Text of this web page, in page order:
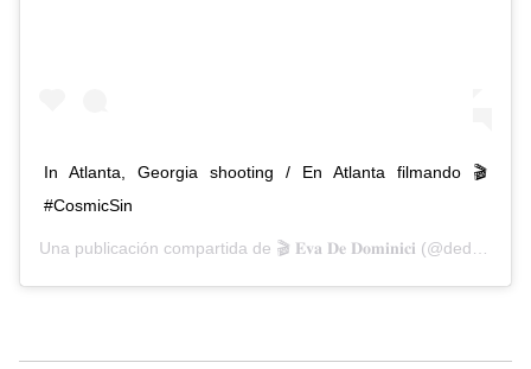
In Atlanta, Georgia shooting / En Atlanta filmando 🎬
#CosmicSin
Una publicación compartida de 🎬 𝐄𝐯𝐚 𝐃𝐞 𝐃𝐨𝐦𝐢𝐧𝐢𝐜𝐢 (@dedominicieva) el